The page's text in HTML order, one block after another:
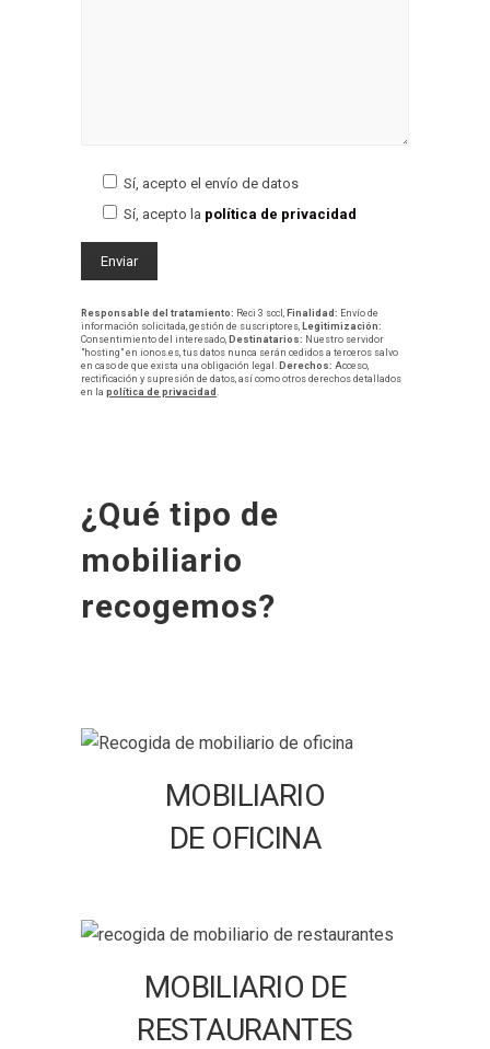
Sí, acepto el envío de datos
Sí, acepto la política de privacidad
Responsable del tratamiento: Reci 3 sccl, Finalidad: Envío de
información solicitada, gestión de suscriptores, Legitimización:
Consentimiento del interesado, Destinatarios: Nuestro servidor
"hosting" en ionos.es, tus datos nunca serán cedidos a terceros salvo
en caso de que exista una obligación legal. Derechos: Acceso,
rectificación y supresión de datos, así como otros derechos detallados
en la política de privacidad .
¿Qué tipo de
mobiliario
recogemos?
MOBILIARIO
DE OFICINA
MOBILIARIO DE
RESTAURANTES